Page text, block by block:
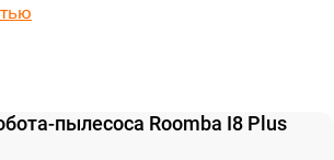
пылесоса Roomba I8 Plus